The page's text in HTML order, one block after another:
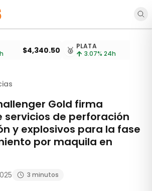
de metales actualizadas cada 15
$4,340.50 🥈 PLATA
3.07% 24h
Gold firma
servicios de perforación
y explosivos para la fase
por maquila en
3 minutos